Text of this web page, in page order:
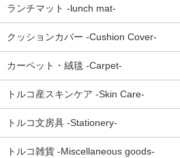
ランチマット -lunch mat-
クッションカバー -Cushion Cover-
カーペット・絨毯 -Carpet-
トルコ産スキンケア -Skin Care-
トルコ文房具 -Stationery-
トルコ雑貨 -Miscellaneous goods-